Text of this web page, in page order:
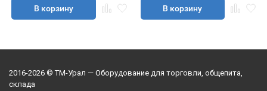
В корзину В корзину
2016-2026 © ТМ-Урал — Оборудование для торговли, общепита,
склада